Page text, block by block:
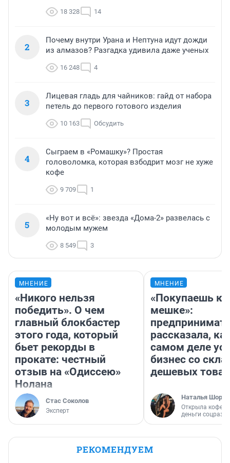
18 328 14
2
Почему внутри Урана и Нептуна идут дожди
из алмазов? Разгадка удивила даже ученых
16 248 4
3
Лицевая гладь для чайников: гайд от набора
петель до первого готового изделия
10 163 Обсудить
4
Сыграем в «Ромашку»? Простая
головоломка, которая взбодрит мозг не хуже
кофе
9 709 1
5
«Ну вот и всё»: звезда «Дома-2» развелась с
молодым мужем
8 549 3
МНЕНИЕ
«Никого нельзя
победить». О чем
главный блокбастер
этого года, который
бьет рекорды в
прокате: честный
отзыв на «Одиссею»
Нолана
Стас Соколов
Эксперт
МНЕНИЕ
«Покупаешь
мешке»:
рассказала,
самом деле
бизнес со
дешевых
Наталья
Открыла
деньги
РЕКОМЕНДУЕМ